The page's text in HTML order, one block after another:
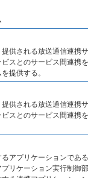
供される放送通信連携
スとのサービス間連携
提供する。
供される放送通信連携
スとのサービス間連携
アプリケーションであ
リケーション実行制御部